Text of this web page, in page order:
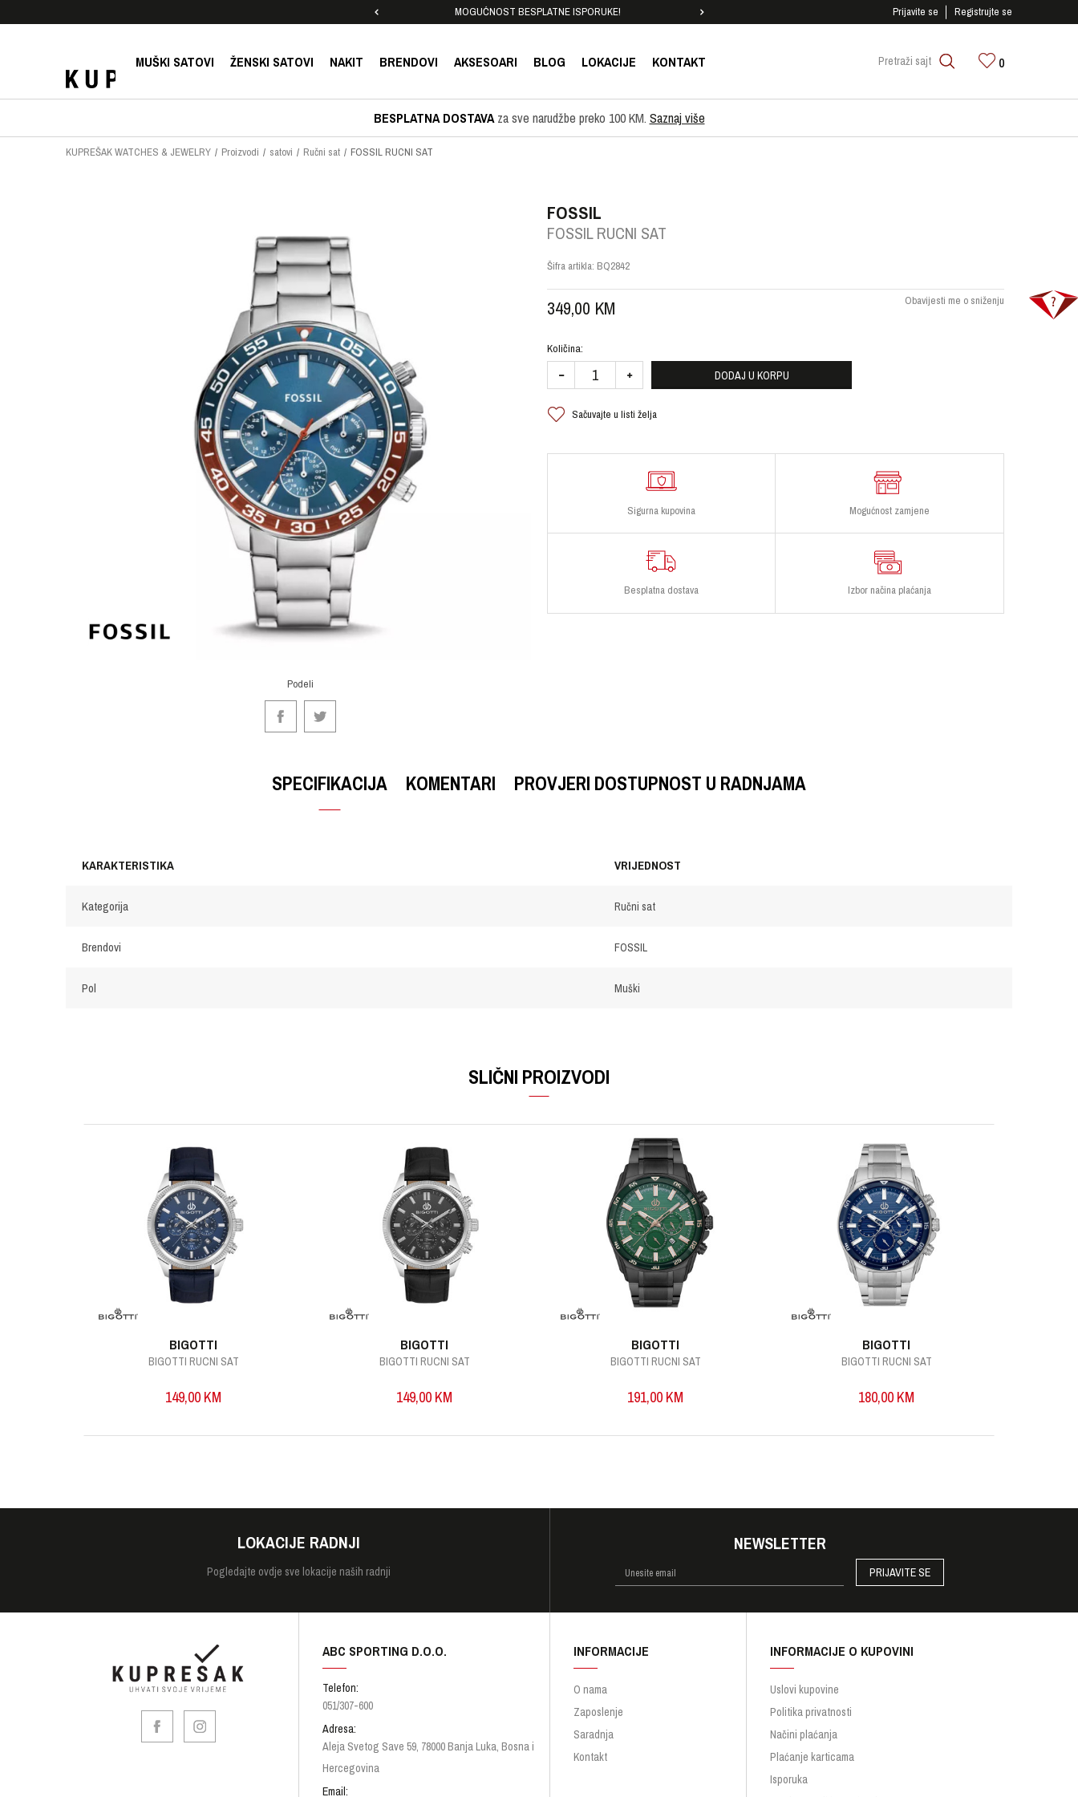
MOGUĆNOST BESPLATNE ISPORUKE! SIGURNO PLAĆANJE PLATNIM KARTICAMA!
Prijavite se Registrujte se
MUŠKI SATOVI ŽENSKI SATOVI NAKIT BRENDOVI AKSESOARI BLOG LOKACIJE KONTAKT Pretraži sajt 0
BESPLATNA DOSTAVAza sve narudžbe preko 100 KM. Saznaj više
KUPREŠAK WATCHES & JEWELRY Proizvodi satovi Ručni sat FOSSIL RUCNI SAT
Podeli
FOSSIL
FOSSIL RUCNI SAT
Šifra artikla: BQ2842
349,00 KM Obavijesti me o sniženju
Količina:
DODAJ U KORPU
Sačuvajte u listi želja
Sigurna kupovina Mogućnost zamjene
Besplatna dostava Izbor načina plaćanja
SPECIFIKACIJA KOMENTARI PROVJERI DOSTUPNOST U RADNJAMA
KARAKTERISTIKA VRIJEDNOST
Kategorija Ručni sat
Brendovi FOSSIL
Pol Muški
SLIČNI PROIZVODI
BIGOTTI
BIGOTTI RUCNI SAT
149,00 KM
BIGOTTI
BIGOTTI RUCNI SAT
149,00 KM
BIGOTTI
BIGOTTI RUCNI SAT
191,00 KM
BIGOTTI
BIGOTTI RUCNI SAT
180,00 KM
LOKACIJE RADNJI
Pogledajte ovdje sve lokacije naših radnji
NEWSLETTER
PRIJAVITE SE
ABC SPORTING D.O.O.
Telefon:
051/307-600
Adresa:
Aleja Svetog Save 59, 78000 Banja Luka, Bosna i
Hercegovina
Email:
INFORMACIJE
O nama
Zaposlenje
Saradnja
Kontakt
INFORMACIJE O KUPOVINI
Uslovi kupovine
Politika privatnosti
Načini plaćanja
Plaćanje karticama
Isporuka